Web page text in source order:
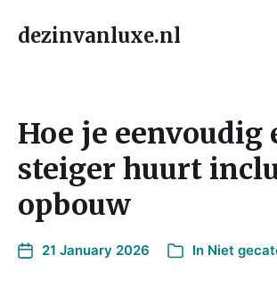
dezinvanluxe.nl
Hoe je eenvoudig
steiger huurt
opbouw
21 January 2026 In Niet